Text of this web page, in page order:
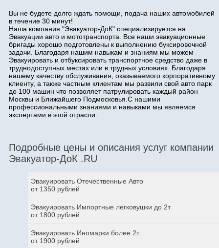
Вы не будете долго ждать помощи, подача наших автомобилей
в течение 30 минут!
Наша компания "Эвакуатор-ДоК" специализируется на
Эвакуации авто и мототранспорта. Все наши эвакуационные
бригады хорошо подготовлены к выполнению буксировочной
задачи. Благодаря нашим навыкам и знаниям мы можем
Эвакуировать и отбуксировать транспортное средство даже в
труднодоступных местах или в трудных условиях. Благодаря
нашему качеству обслуживания, оказываемого корпоративному
клиенту, а также частным клиентам мы развили свой авто парк
до 100 машин что позволяет патрулировать каждый район
Москвы и Ближайшего Подмосковья.С нашими
профессиональными знаниями и навыками мы являемся
экспертами в этой отрасли.
Подробные цены и описания услуг компании
Эвакуатор-ДоК .RU
Эвакуировать Отечественные Авто
от 1350 рублей
Эвакуировать Импортные легковушки до 2т
от 1800 рублей
Эвакуировать Иномарки более 2т
от 1900 рублей